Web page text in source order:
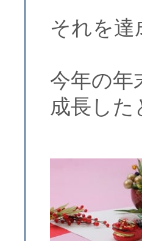
それを
今年の年
成長し